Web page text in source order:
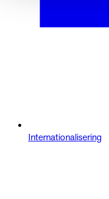
Internationalisering